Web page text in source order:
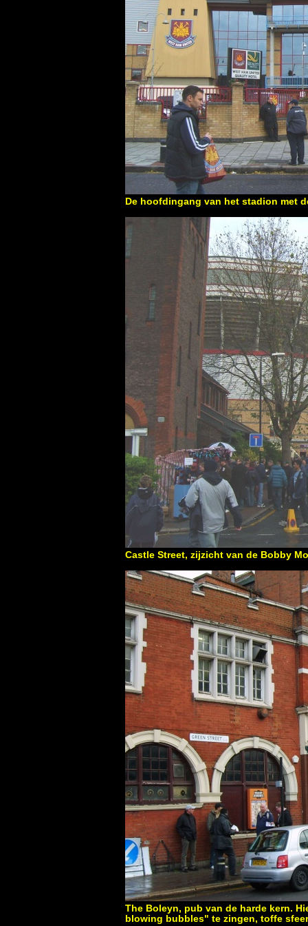
De hoofdingang van het stadion met
Castle Street, zijzicht van de Bobby
The Boleyn, pub van de harde kern.
blowing bubbles" te zingen, toffe